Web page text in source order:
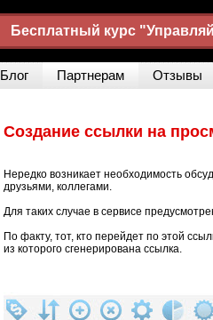
Бесплатный курс
Блог Партнерам Отзывы
Создание ссылки на
Нередко возникает необходимость
друзьями, коллегами.
Для таких случае в сервисе
По факту, тот, кто перейдет по этой
из которого сгенерирована ссылка.